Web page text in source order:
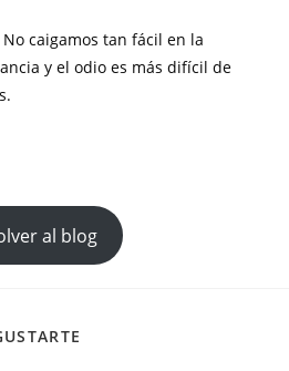
caigamos tan fácil en la
y el odio es más difícil de
al blog